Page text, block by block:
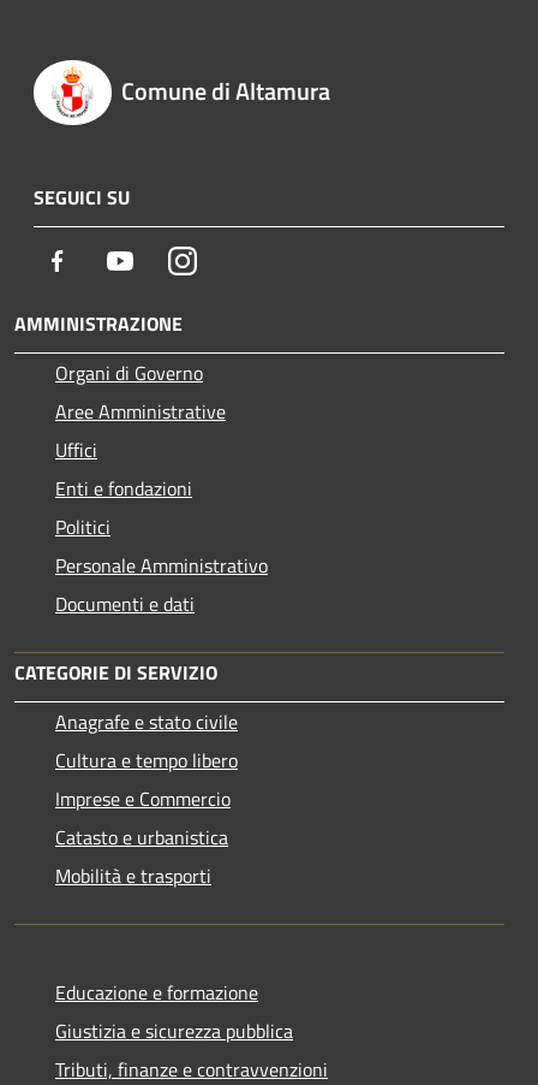
Comune di Altamura
SEGUICI SU
Facebook YoutubeInstagram
AMMINISTRAZIONE
Organi di Governo
Aree Amministrative
Uffici
Enti e fondazioni
Politici
Personale Amministrativo
Documenti e dati
CATEGORIE DI SERVIZIO
Anagrafe e stato civile
Cultura e tempo libero
Imprese e Commercio
Catasto e urbanistica
Mobilità e trasporti
Educazione e formazione
Giustizia e sicurezza pubblica
Tributi, finanze e contravvenzioni